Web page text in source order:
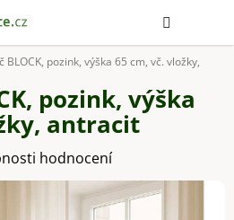
BLOCK, pozink, výška 65 cm, vč. vložky,
pozink, výška
antracit
hodnocení